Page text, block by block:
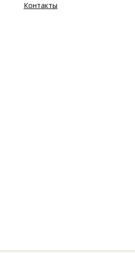
Контакты